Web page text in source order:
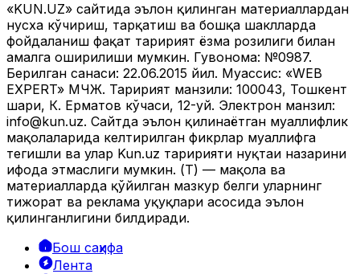
«KUN.UZ» сайтида эълон қилинган материаллардан
нусха кўчириш, тарқатиш ва бошқа шаклларда
фойдаланиш фақат таҳририят ёзма розилиги билан
амалга оширилиши мумкин. Гувоҳнома: №0987.
Берилган санаси: 22.06.2015 йил. Муассис: «WEB
EXPERT» МЧЖ. Таҳририят манзили: 100043, Тошкент
шаҳри, К. Ерматов кўчаси, 12-уй. Электрон манзил:
info@kun.uz. Сайтда эълон қилинаётган муаллифлик
мақолаларида келтирилган фикрлар муаллифга
тегишли ва улар Kun.uz таҳририяти нуқтаи назарини
ифода этмаслиги мумкин. (Т) — мақола ва
материалларда қўйилган мазкур белги уларнинг
тижорат ва реклама ҳуқуқлари асосида эълон
қилинганлигини билдиради.
Бош саҳифа
Лента